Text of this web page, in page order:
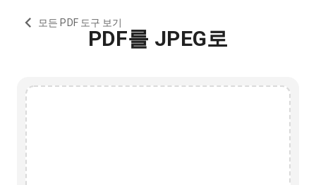
모든 PDF 도구 보기
PDF를 JPEG로